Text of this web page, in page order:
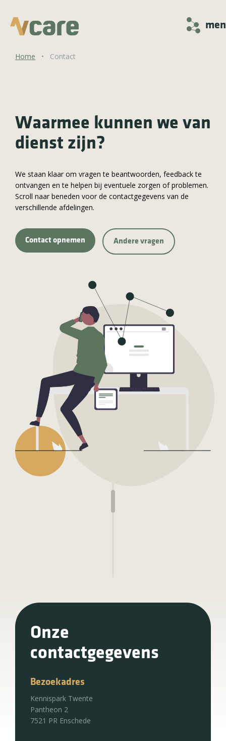
Home • Contact
Waarmee kunnen we van
dienst zijn?
We staan klaar om vragen te beantwoorden, feedback te
ontvangen en te helpen bij eventuele zorgen of problemen.
Scroll naar beneden voor de contactgegevens van de
verschillende afdelingen.
Contact opnemen Andere vragen
Onze
contactgegevens
Bezoekadres
Kennispark Twente
Pantheon 2
7521 PR Enschede